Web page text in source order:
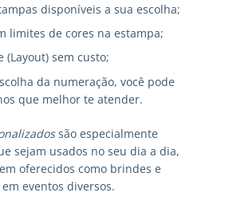
disponíveis a sua escolha;
limites de cores na estampa;
(Layout) sem custo;
da numeração, você pode
que melhor te atender.
são especialmente
sejam usados no seu dia a dia,
oferecidos como brindes e
eventos diversos.